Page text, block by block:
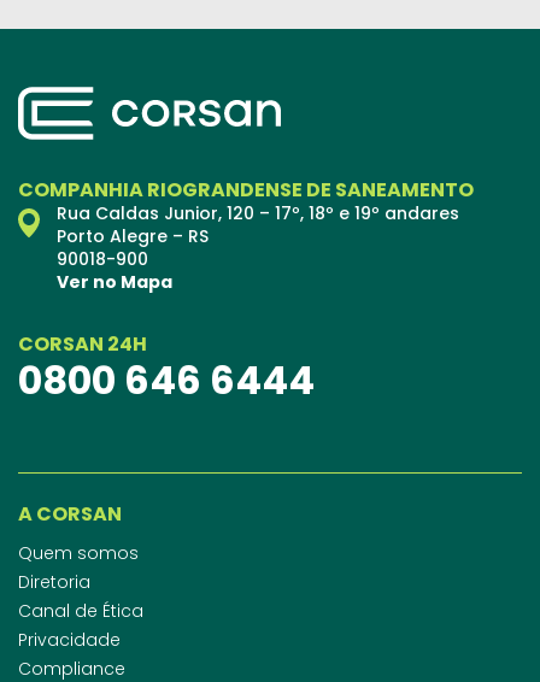
COMPANHIA RIOGRANDENSE DE SANEAMENTO
Rua Caldas Junior, 120 – 17º, 18º e 19º andares
Porto Alegre – RS
90018-900
Ver no Mapa
CORSAN 24H
0800 646 6444
A CORSAN
Quem somos
Diretoria
Canal de Ética
Privacidade
Compliance